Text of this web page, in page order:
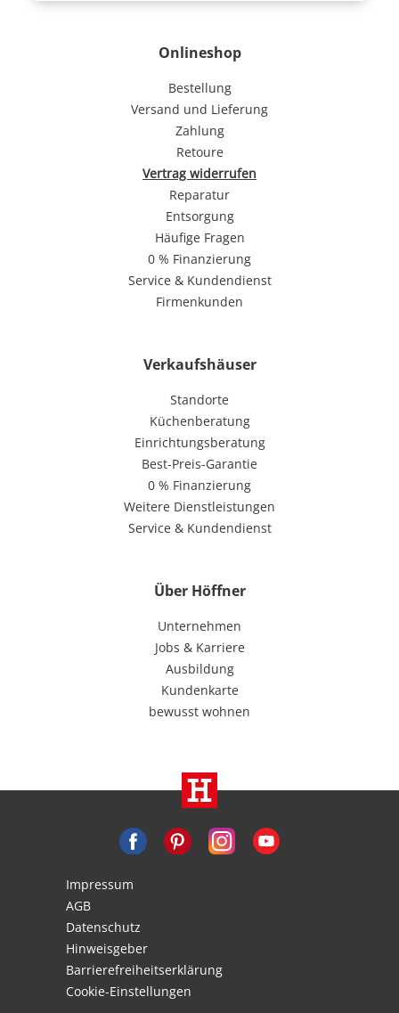
Onlineshop
Bestellung
Versand und Lieferung
Zahlung
Retoure
Vertrag widerrufen
Reparatur
Entsorgung
Häufige Fragen
0 % Finanzierung
Service & Kundendienst
Firmenkunden
Verkaufshäuser
Standorte
Küchenberatung
Einrichtungsberatung
Best-Preis-Garantie
0 % Finanzierung
Weitere Dienstleistungen
Service & Kundendienst
Über Höffner
Unternehmen
Jobs & Karriere
Ausbildung
Kundenkarte
bewusst wohnen
Impressum
AGB
Datenschutz
Hinweisgeber
Barrierefreiheitserklärung
Cookie-Einstellungen